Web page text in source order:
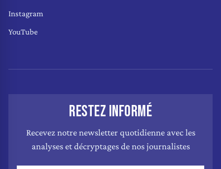
Instagram
YouTube
RESTEZ INFORMÉ
Recevez notre newsletter quotidienne avec les
analyses et décryptages de nos journalistes